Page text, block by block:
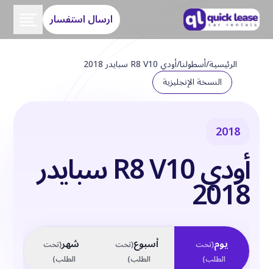
ارسال استفسار
الرئيسية/أسطولنا/أودي R8 V10 سبايدر 2018
النسخة الإنجليزية
2018
أودي R8 V10 سبايدر 2018
يوم(تحت
الطلب)
أسبوع(تحت
الطلب)
شهر(تحت
الطلب)